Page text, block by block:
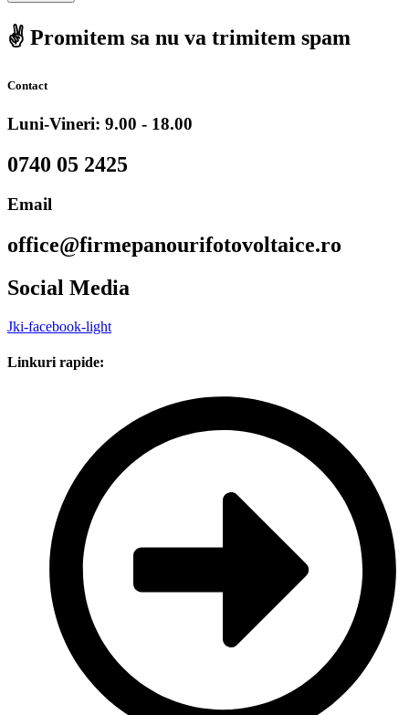
✌️ Promitem sa nu va trimitem spam
Contact
Luni-Vineri: 9.00 - 18.00
0740 05 2425
Email
office@firmepanourifotovoltaice.ro
Social Media
Jki-facebook-light
Linkuri rapide: